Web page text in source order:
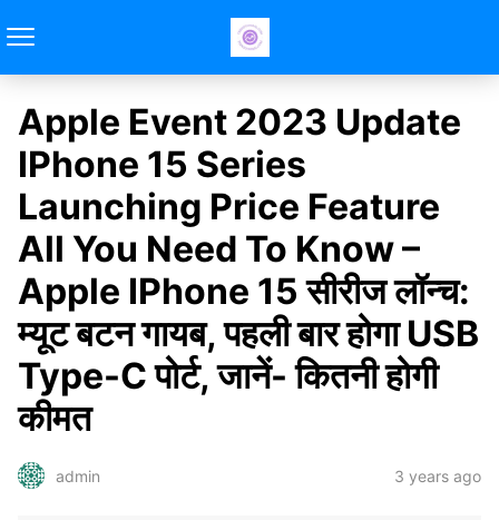
Apple Event 2023 Update
IPhone 15 Series
Launching Price Feature
All You Need To Know –
Apple IPhone 15 सीरीज लॉन्च:
म्यूट बटन गायब, पहली बार होगा USB
Type-C पोर्ट, जानें- कितनी होगी
कीमत
admin 3 years ago